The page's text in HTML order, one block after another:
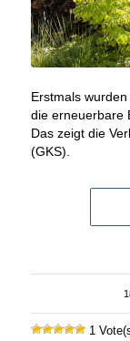
Erstmals
die erneuerbare
Das zeigt die
(GKS).
1